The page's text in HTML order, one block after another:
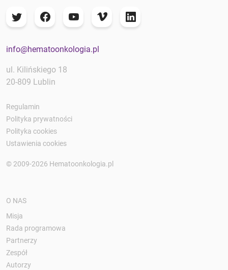
info@hematoonkologia.pl
ul. Kilińskiego 18
20-809 Lublin
Regulamin
Polityka prywatności
Polityka cookies
Ustawienia cookies
© 2009-2026 Hematoonkologia.pl
O NAS
Misja
Rada programowa
Partnerzy
Zespół
Autorzy